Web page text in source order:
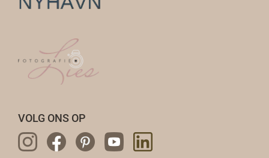
VOLG ONS OP